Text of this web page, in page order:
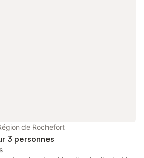
de Rochefort
3 personnes